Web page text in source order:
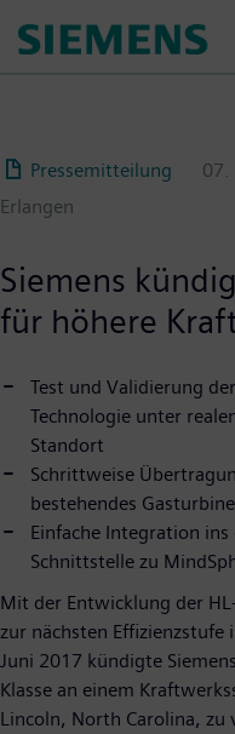
para
Pressemitteilung
07.
Erlangen
Siemens
für höhere
Test und Validierung
Technologie unter
Standort
Schrittweise
bestehendes
Einfache Integration
Schnittstelle zu
Mit der Entwicklung der
zur nächsten
Juni 2017 kündigte
Klasse an einem
Lincoln, North Carolina, zu